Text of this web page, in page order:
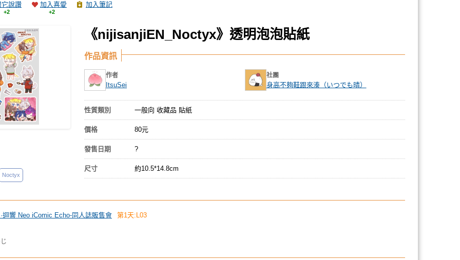
它說讚
+2
加入喜愛
+2
加入筆記
《nijisanjiEN_Noctyx》透明泡泡貼紙
Noctyx
作品資訊
作者
ItsuSei
社團
身高不夠鞋跟來湊（いつでも晴）
性質類別 一般向 收藏品 貼紙
價格 80元
發售日期 ?
尺寸 約10.5*14.8cm
迴響 Neo iComic Echo-同人誌販售會 第1天:L03